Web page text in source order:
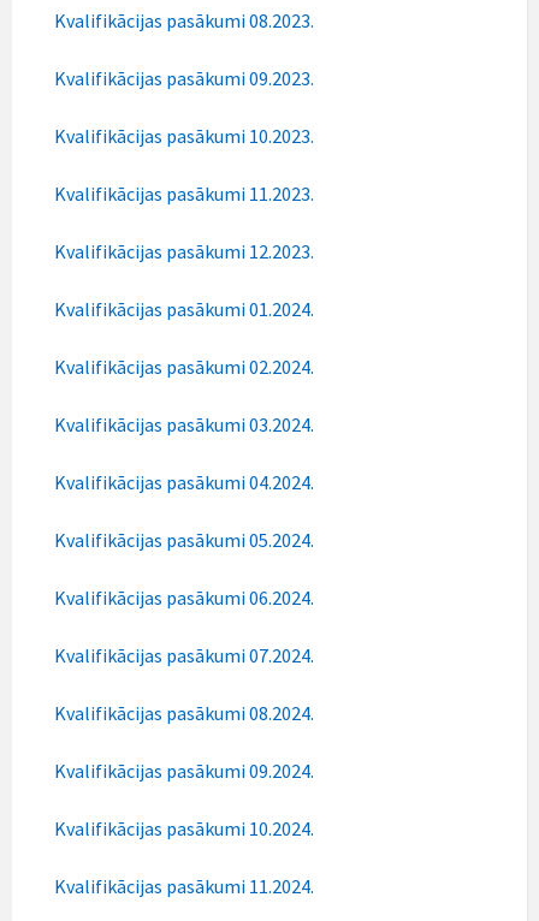
Kvalifikācijas pasākumi 08.2023.
Kvalifikācijas pasākumi 09.2023.
Kvalifikācijas pasākumi 10.2023.
Kvalifikācijas pasākumi 11.2023.
Kvalifikācijas pasākumi 12.2023.
Kvalifikācijas pasākumi 01.2024.
Kvalifikācijas pasākumi 02.2024.
Kvalifikācijas pasākumi 03.2024.
Kvalifikācijas pasākumi 04.2024.
Kvalifikācijas pasākumi 05.2024.
Kvalifikācijas pasākumi 06.2024.
Kvalifikācijas pasākumi 07.2024.
Kvalifikācijas pasākumi 08.2024.
Kvalifikācijas pasākumi 09.2024.
Kvalifikācijas pasākumi 10.2024.
Kvalifikācijas pasākumi 11.2024.